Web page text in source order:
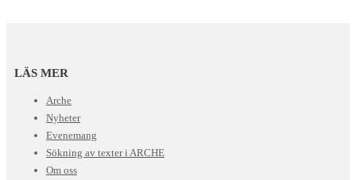
LÄS MER
Arche
Nyheter
Evenemang
Sökning av texter i ARCHE
Om oss